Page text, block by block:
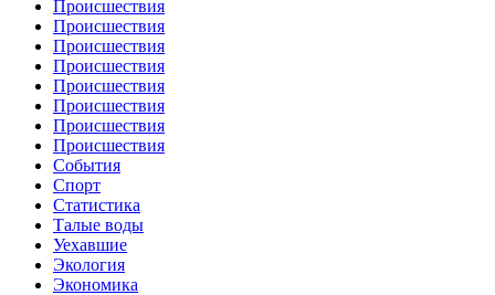
Происшествия
Происшествия
Происшествия
Происшествия
Происшествия
Происшествия
Происшествия
Происшествия
События
Спорт
Статистика
Талые воды
Уехавшие
Экология
Экономика